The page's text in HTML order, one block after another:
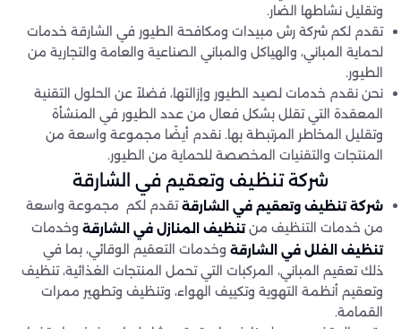
وتقليل نشاطها الضار.
تقدم لكم شركة رش مبيدات ومكافحة الطيور في الشارقة خدمات
لحماية المباني، والهياكل والمباني الصناعية والعامة والتجارية من
الطيور.
نحن نقدم خدمات لصيد الطيور وإزالتها، فضلاً عن الحلول التقنية
المعقدة التي تقلل بشكل فعال من عدد الطيور في المنشأة
وتقليل المخاطر المرتبطة بها. نقدم أيضًا مجموعة واسعة من
المنتجات والتقنيات المخصصة للحماية من الطيور.
شركة تنظيف وتعقيم في الشارقة
شركة تنظيف وتعقيم في الشارقةتقدم لكم مجموعة واسعة
من خدمات التنظيف منتنظيف المنازل في الشارقة وخدمات
تنظيف الفلل في الشارقة وخدمات التعقيم الوقائي، بما في
ذلك تعقيم المباني، المركبات التي تحمل المنتجات الغذائية، تنظيف
وتعقيم أنظمة التهوية وتكييف الهواء، وتنظيف وتطهير ممرات
القمامة.